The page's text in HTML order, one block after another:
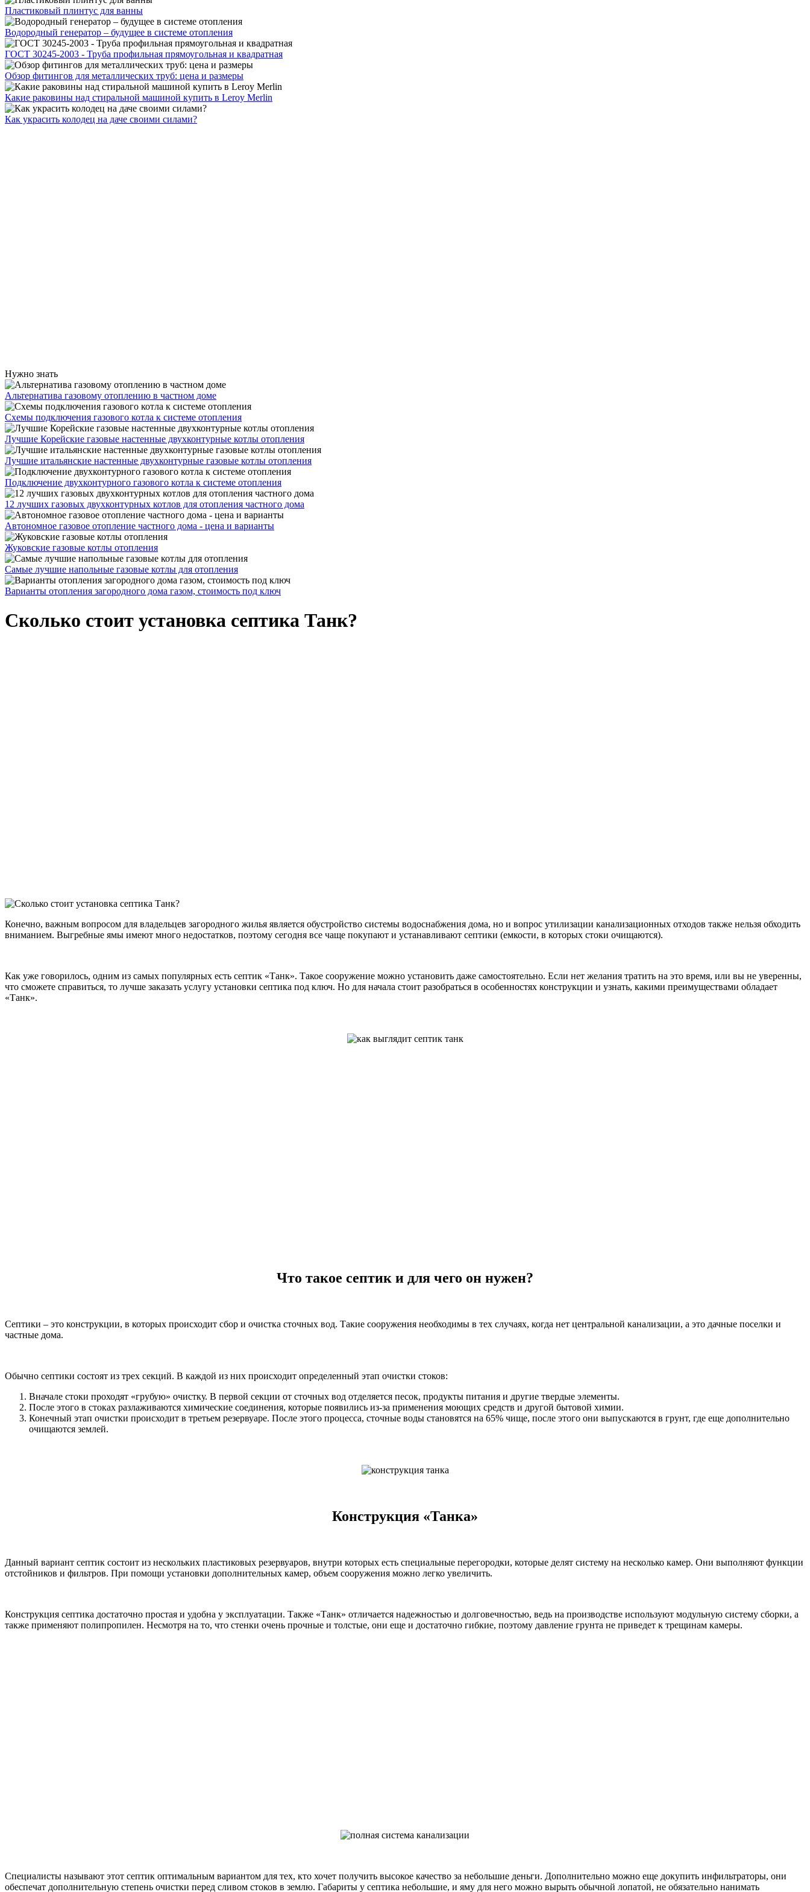
Пластиковый плинтус для ванны
Водородный генератор – будущее в системе отопления
ГОСТ 30245-2003 - Труба профильная прямоугольная и квадратная
Обзор фитингов для металлических труб: цена и размеры
Какие раковины над стиральной машиной купить в Leroy Merlin
Как украсить колодец на даче своими силами?
Нужно знать
Альтернатива газовому отоплению в частном доме
Схемы подключения газового котла к системе отопления
Лучшие Корейские газовые настенные двухконтурные котлы отопления
Лучшие итальянские настенные двухконтурные газовые котлы отопления
Подключение двухконтурного газового котла к системе отопления
12 лучших газовых двухконтурных котлов для отопления частного дома
Автономное газовое отопление частного дома - цена и варианты
Жуковские газовые котлы отопления
Самые лучшие напольные газовые котлы для отопления
Варианты отопления загородного дома газом, стоимость под ключ
Сколько стоит установка септика Танк?
Конечно, важным вопросом для владельцев загородного жилья является обустройство системы водоснабжения дома, но и вопрос утилизации канализационных отходов также нельзя обходить
вниманием. Выгребные ямы имеют много недостатков, поэтому сегодня все чаще покупают и устанавливают септики (емкости, в которых стоки очищаются).
Как уже говорилось, одним из самых популярных есть септик «Танк». Такое сооружение можно установить даже самостоятельно. Если нет желания тратить на это время, или вы не уверенны,
что сможете справиться, то лучше заказать услугу установки септика под ключ. Но для начала стоит разобраться в особенностях конструкции и узнать, какими преимуществами обладает
«Танк».
Что такое септик и для чего он нужен?
Септики – это конструкции, в которых происходит сбор и очистка сточных вод. Такие сооружения необходимы в тех случаях, когда нет центральной канализации, а это дачные поселки и
частные дома.
Обычно септики состоят из трех секций. В каждой из них происходит определенный этап очистки стоков:
Вначале стоки проходят «грубую» очистку. В первой секции от сточных вод отделяется песок, продукты питания и другие твердые элементы.
После этого в стоках разлаживаются химические соединения, которые появились из-за применения моющих средств и другой бытовой химии.
Конечный этап очистки происходит в третьем резервуаре. После этого процесса, сточные воды становятся на 65% чище, после этого они выпускаются в грунт, где еще дополнительно
очищаются землей.
Конструкция «Танка»
Данный вариант септик состоит из нескольких пластиковых резервуаров, внутри которых есть специальные перегородки, которые делят систему на несколько камер. Они выполняют функции
отстойников и фильтров. При помощи установки дополнительных камер, объем сооружения можно легко увеличить.
Конструкция септика достаточно простая и удобна у эксплуатации. Также «Танк» отличается надежностью и долговечностью, ведь на производстве используют модульную систему сборки, а
также применяют полипропилен. Несмотря на то, что стенки очень прочные и толстые, они еще и достаточно гибкие, поэтому давление грунта не приведет к трещинам камеры.
Специалисты называют этот септик оптимальным вариантом для тех, кто хочет получить высокое качество за небольшие деньги. Дополнительно можно еще докупить инфильтраторы, они
обеспечат дополнительную степень очистки перед сливом стоков в землю. Габариты у септика небольшие, и яму для него можно вырыть обычной лопатой, не обязательно нанимать